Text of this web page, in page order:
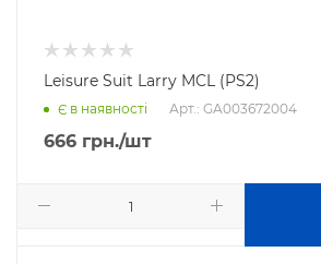
Leisure Suit Larry MCL (PS2)
Є в наявності Арт.: GA003672004
666 грн./шт